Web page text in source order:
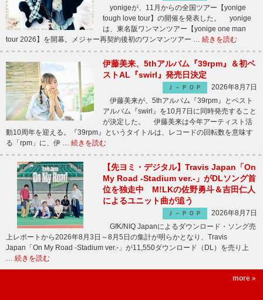
yonigeが、11月からの全国ツアー【yonige
tough love tour】の開催を発表した。 yonige
は、東名阪ワンマンツアー【yonige one man
tour 2026】を開幕。メジャー再契約後初のワンマンツアー … 続きを読む
伊藤美来、5thアルバム『39rpm』＆初ベ
ストAL『swirl』発売日決定
Ｊ－ＰＯＰ
2026年8月7日
伊藤美来が、5thアルバム『39rpm』とベスト
アルバム『swirl』を10月7日に同時発売すること
が決定した。 伊藤美来は今年アーティスト活
動10周年を迎える。『39rpm』というタイトルは、レコードの回転数を意味す
る「rpm」に、伊 … 続きを読む
【先ヨミ・デジタル】Travis Japan「On
My Road -Stadium ver.-」がDLソング首
位を独走中 M!LKの佐野勇斗＆吉田仁人
によるユニット曲が追う
Ｊ－ＰＯＰ
2026年8月7日
GfK/NIQ Japanによるダウンロード・ソング売
上レポートから2026年8月3日～8月5日の集計が明らかとなり、Travis
Japan「On My Road -Stadium ver.-」が11,550ダウンロード（DL）を売り上
… 続きを読む
more »